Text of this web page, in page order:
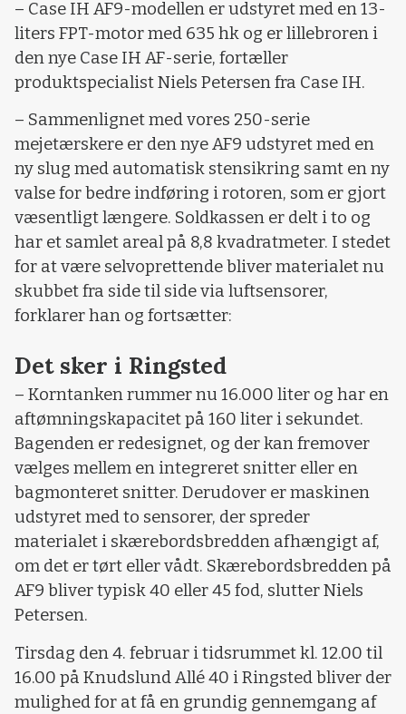
– Case IH AF9-modellen er udstyret med en 13-
liters FPT-motor med 635 hk og er lillebroren i
den nye Case IH AF-serie, fortæller
produktspecialist Niels Petersen fra Case IH.
– Sammenlignet med vores 250-serie
mejetærskere er den nye AF9 udstyret med en
ny slug med automatisk stensikring samt en ny
valse for bedre indføring i rotoren, som er gjort
væsentligt længere. Soldkassen er delt i to og
har et samlet areal på 8,8 kvadratmeter. I stedet
for at være selvoprettende bliver materialet nu
skubbet fra side til side via luftsensorer,
forklarer han og fortsætter:
Det sker i Ringsted
– Korntanken rummer nu 16.000 liter og har en
aftømningskapacitet på 160 liter i sekundet.
Bagenden er redesignet, og der kan fremover
vælges mellem en integreret snitter eller en
bagmonteret snitter. Derudover er maskinen
udstyret med to sensorer, der spreder
materialet i skærebordsbredden afhængigt af,
om det er tørt eller vådt. Skærebordsbredden på
AF9 bliver typisk 40 eller 45 fod, slutter Niels
Petersen.
Tirsdag den 4. februar i tidsrummet kl. 12.00 til
16.00 på Knudslund Allé 40 i Ringsted bliver der
mulighed for at få en grundig gennemgang af